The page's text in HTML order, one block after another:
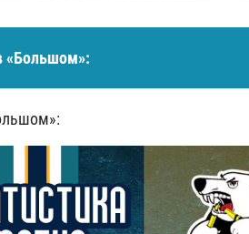
«Большом»: